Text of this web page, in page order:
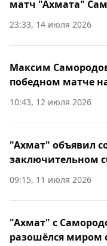
матч "Ахмата"
23:33, 14 июля 2026
Максим
победном матче
10:43, 12 июля 2026
"Ахмат" объявил
заключительном
09:15, 11 июля 2026
"Ахмат" с
разошёлся миром